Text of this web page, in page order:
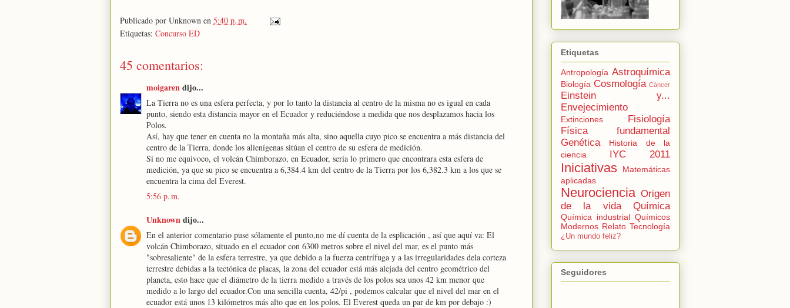
Publicado por Unknown en 5:40 p. m.
Etiquetas: Concurso ED
45 comentarios:
moigarendijo...
La Tierra no es una esfera perfecta, y por lo tanto la distancia al centro de la misma no es igual en cada
punto, siendo esta distancia mayor en el Ecuador y reduciéndose a medida que nos desplazamos hacia los
Polos.
Así, hay que tener en cuenta no la montaña más alta, sino aquella cuyo pico se encuentra a más distancia del
centro de la Tierra, donde los alienígenas sitúan el centro de su esfera de medición.
Si no me equivoco, el volcán Chimborazo, en Ecuador, sería lo primero que encontrara esta esfera de
medición, ya que su pico se encuentra a 6,384.4 km del centro de la Tierra por los 6,382.3 km a los que se
encuentra la cima del Everest.
5:56 p. m.
Unknowndijo...
En el anterior comentario puse sólamente el punto,no me dí cuenta de la esplicación , así que aquí va: El
volcán Chimborazo, situado en el ecuador con 6300 metros sobre el nivel del mar, es el punto más
"sobresaliente" de la esfera terrestre, ya que debido a la fuerza centrífuga y a las irregularidades dela corteza
terrestre debidas a la tectónica de placas, la zona del ecuador está más alejada del centro geométrico del
planeta, esto hace que el diámetro de la tierra medido a través de los polos sea unos 42 km menor que
medido a lo largo del ecuador.Con una sencilla cuenta, 42/pi , podemos calcular que el nivel del mar en el
ecuador está unos 13 kilómetros más alto que en los polos. El Everest queda un par de km por debajo :)
Etiquetas
Antropología Astroquímica
Biología Cosmología Cáncer
Einstein y...
Envejecimiento
Extinciones
Fisiología
Física fundamental
Genética
Historia de la
ciencia
IYC 2011
Iniciativas
Matemáticas
aplicadas
Neurociencia Origen
de la vida
Química
Química industrial Químicos
Modernos Relato Tecnología
¿Un mundo feliz?
Seguidores